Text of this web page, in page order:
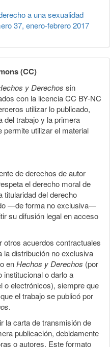
a una sexualidad
37, enero-febrero 2017
(CC)
y Derechos sin
con la licencia CC BY-NC
utilizar lo publicado,
del trabajo y la primera
utilizar el material
de derechos de autor
el derecho moral de
titularidad del derecho
—de forma no exclusiva—
su difusión legal en acceso
otros acuerdos contractuales
la distribución no exclusiva
enHechos y Derechos (por
institucional o darlo a
o electrónicos), siempre que
el trabajo se publicó por
.
la carta de transmisión de
publicación, debidamente
o autores. Este formato